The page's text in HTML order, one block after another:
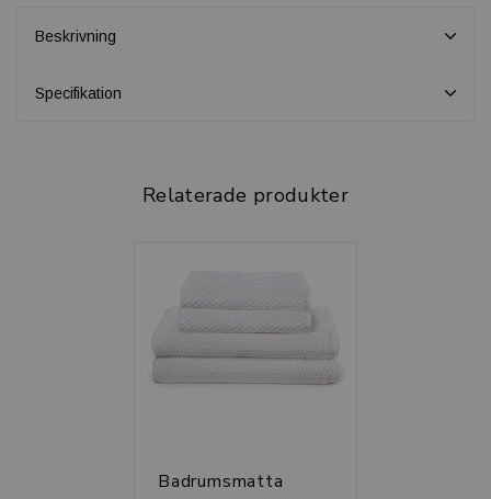
Beskrivning
Specifikation
Relaterade produkter
Badrumsmatta